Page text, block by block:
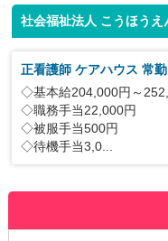
社会福祉法人 こうほう
正看護師 ケアハウス 常
◇基本給204,000円～
◇職務手当22,000円
◇被服手当500円
◇待機手当3,0...